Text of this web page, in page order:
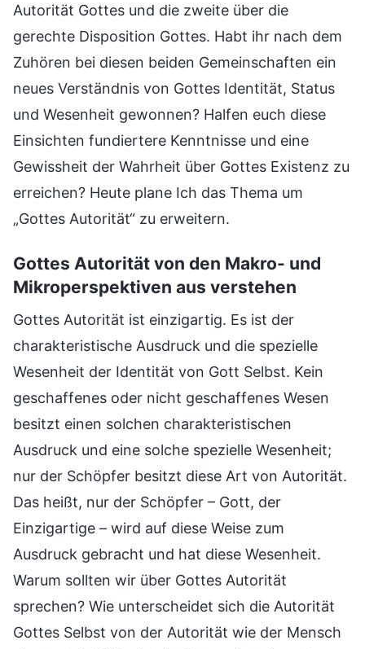
Autorität Gottes und die zweite über die
gerechte Disposition Gottes. Habt ihr nach dem
Zuhören bei diesen beiden Gemeinschaften ein
neues Verständnis von Gottes Identität, Status
und Wesenheit gewonnen? Halfen euch diese
Einsichten fundiertere Kenntnisse und eine
Gewissheit der Wahrheit über Gottes Existenz zu
erreichen? Heute plane Ich das Thema um
„Gottes Autorität“ zu erweitern.
Gottes Autorität von den Makro- und
Mikroperspektiven aus verstehen
Gottes Autorität ist einzigartig. Es ist der
charakteristische Ausdruck und die spezielle
Wesenheit der Identität von Gott Selbst. Kein
geschaffenes oder nicht geschaffenes Wesen
besitzt einen solchen charakteristischen
Ausdruck und eine solche spezielle Wesenheit;
nur der Schöpfer besitzt diese Art von Autorität.
Das heißt, nur der Schöpfer – Gott, der
Einzigartige – wird auf diese Weise zum
Ausdruck gebracht und hat diese Wesenheit.
Warum sollten wir über Gottes Autorität
sprechen? Wie unterscheidet sich die Autorität
Gottes Selbst von der Autorität wie der Mensch